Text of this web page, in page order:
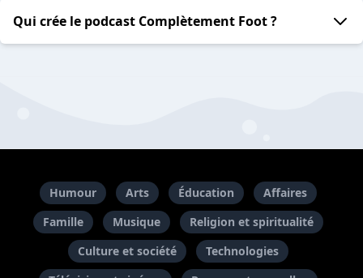
Qui crée le podcast Complètement Foot ?
Humour Arts Éducation
Affaires
Famille
Musique
Religion et spiritualité
Culture et société
Technologies